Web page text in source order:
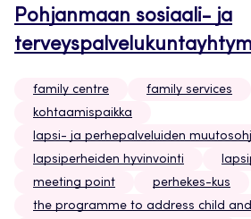
Pohjanmaan sosiaali- ja
family centre
family services
kohtaamispaikka
lapsi- ja perhepalveluiden
lapsiperheiden hyvinvointi
meeting point
perhekes-kus
the programme to address child